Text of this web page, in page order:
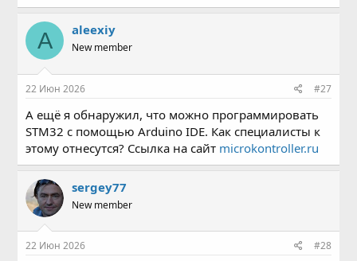
A aleexiy
New member
22 Июн 2026 #27
А ещё я обнаружил, что можно программировать
STM32 с помощью Arduino IDE. Как специалисты к
этому отнесутся? Ссылка на сайт microkontroller.ru
sergey77
New member
22 Июн 2026 #28